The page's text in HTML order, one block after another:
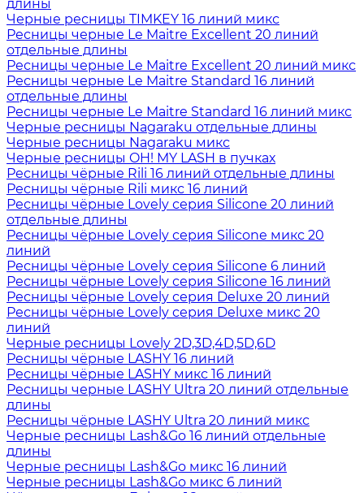
длины
Черные ресницы TIMKEY 16 линий микс
Ресницы черные Le Maitre Excellent 20 линий
отдельные длины
Ресницы черные Le Maitre Excellent 20 линий микс
Ресницы черные Le Maitre Standard 16 линий
отдельные длины
Ресницы черные Le Maitre Standard 16 линий микс
Черные ресницы Nagaraku отдельные длины
Черные ресницы Nagaraku микс
Черные ресницы OH! MY LASH в пучках
Ресницы чёрные Rili 16 линий отдельные длины
Ресницы чёрные Rili микс 16 линий
Ресницы чёрные Lovely серия Silicone 20 линий
отдельные длины
Ресницы чёрные Lovely серия Silicone микс 20
линий
Ресницы чёрные Lovely серия Silicone 6 линий
Ресницы чёрные Lovely серия Silicone 16 линий
Ресницы чёрные Lovely серия Deluxe 20 линий
Ресницы чёрные Lovely серия Deluxe микс 20
линий
Черные ресницы Lovely 2D,3D,4D,5D,6D
Ресницы чёрные LASHY 16 линий
Ресницы чёрные LASHY микс 16 линий
Ресницы черные LASHY Ultra 20 линий отдельные
длины
Ресницы чёрные LASHY Ultra 20 линий микс
Черные ресницы Lash&Go 16 линий отдельные
длины
Черные ресницы Lash&Go микс 16 линий
Черные ресницы Lash&Go микс 6 линий